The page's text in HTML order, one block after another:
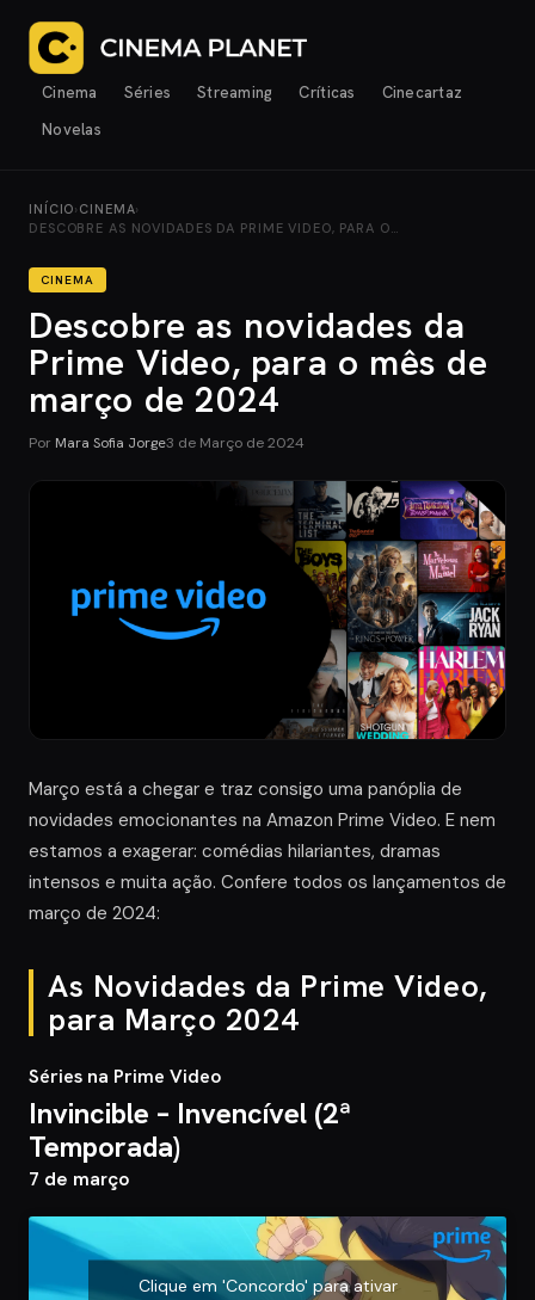
Cinema Séries Streaming Críticas
Cinecartaz
Novelas
INÍCIO› CINEMA›
DESCOBRE AS NOVIDADES DA PRIME VIDEO, PARA O…
CINEMA
Descobre as novidades da
Prime Video, para o mês de
março de 2024
Por Mara Sofia Jorge3 de Março de 2024
Março está a chegar e traz consigo uma panóplia de
novidades emocionantes na Amazon Prime Video. E nem
estamos a exagerar: comédias hilariantes, dramas
intensos e muita ação. Confere todos os lançamentos de
março de 2024:
As Novidades da Prime Video,
para Março 2024
Séries na Prime Video
Invincible – Invencível (2ª
Temporada)
7 de março
Clique em 'Concordo' para ativar